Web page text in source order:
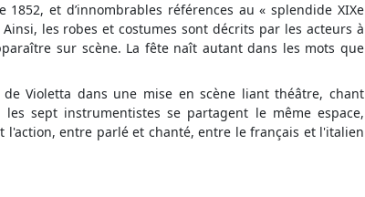
et d’innombrables références au « splendide XIXe
les robes et costumes sont décrits par les acteurs à
sur scène. La fête naît autant dans les mots que
de Violetta dans une mise en scène liant théâtre, chant
sept instrumentistes se partagent le même espace,
entre parlé et chanté, entre le français et l'italien